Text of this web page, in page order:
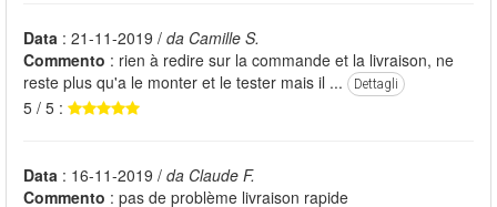
Data : 21-11-2019 / da Camille S.
Commento : rien à redire sur la commande et la livraison, ne
reste plus qu'a le monter et le tester mais il ...
Dettagli
5 / 5 :
Data : 16-11-2019 / da Claude F.
Commento : pas de problème livraison rapide